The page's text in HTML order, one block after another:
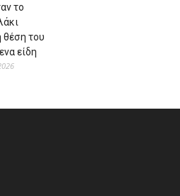
το
του
είδη